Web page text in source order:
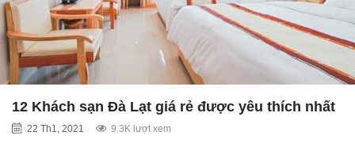
12 Khách sạn Đà Lạt giá rẻ được yêu thích nhất
22 Th1, 2021 9.3K lượt xem